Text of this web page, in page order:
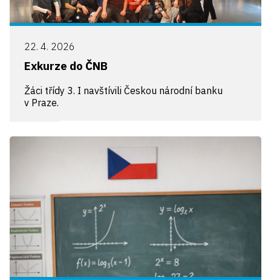
22. 4. 2026
Exkurze do ČNB
Žáci třídy 3. I navštívili Českou národní banku
v Praze.